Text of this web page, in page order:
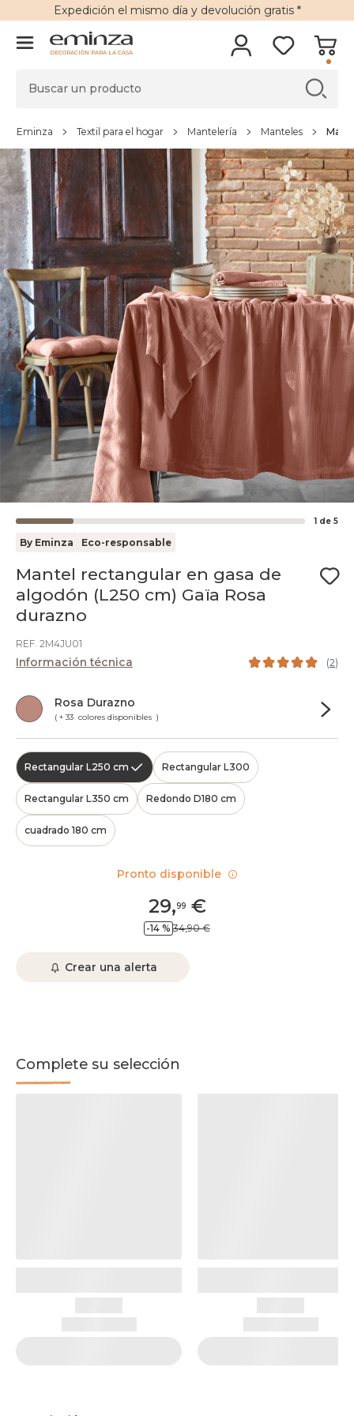
Expedición el mismo día y devolución gratis*
DECORACIÓN PARA LA CASA
Eminza Textil para el hogar Mantelería Manteles
1 de 5
By Eminza Eco-responsable
Mantel rectangular en gasa de
algodón (L250 cm) Gaïa Rosa
durazno
REF. 2M4JU01
Información técnica (2)
Rosa Durazno
( + 33 colores disponibles )
Rectangular L250 cm Rectangular L300
Rectangular L350 cm Redondo D180 cm
cuadrado 180 cm
29,99€
-14 % 34,90 €
Crear una alerta
Complete su selección